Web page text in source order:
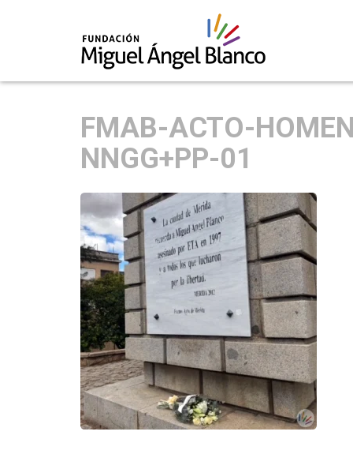
FMAB-ACTO-
NNGG+PP-01